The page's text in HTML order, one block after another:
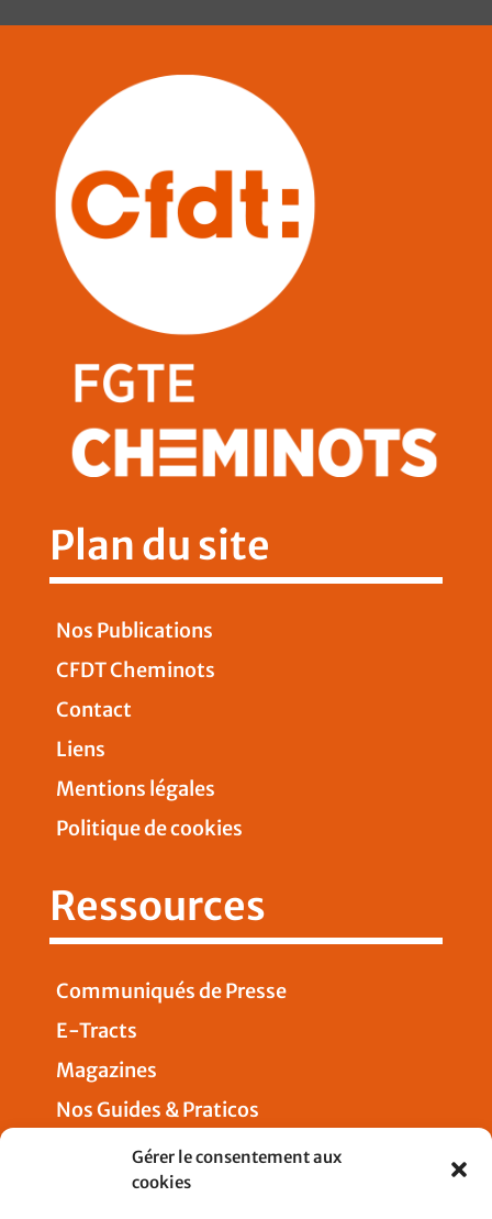
Gérer le consentement aux
cookies
Plan du site
Nos Publications
CFDT Cheminots
Contact
Liens
Mentions légales
Politique de cookies
Ressources
Communiqués de Presse
E-Tracts
Magazines
Nos Guides & Praticos